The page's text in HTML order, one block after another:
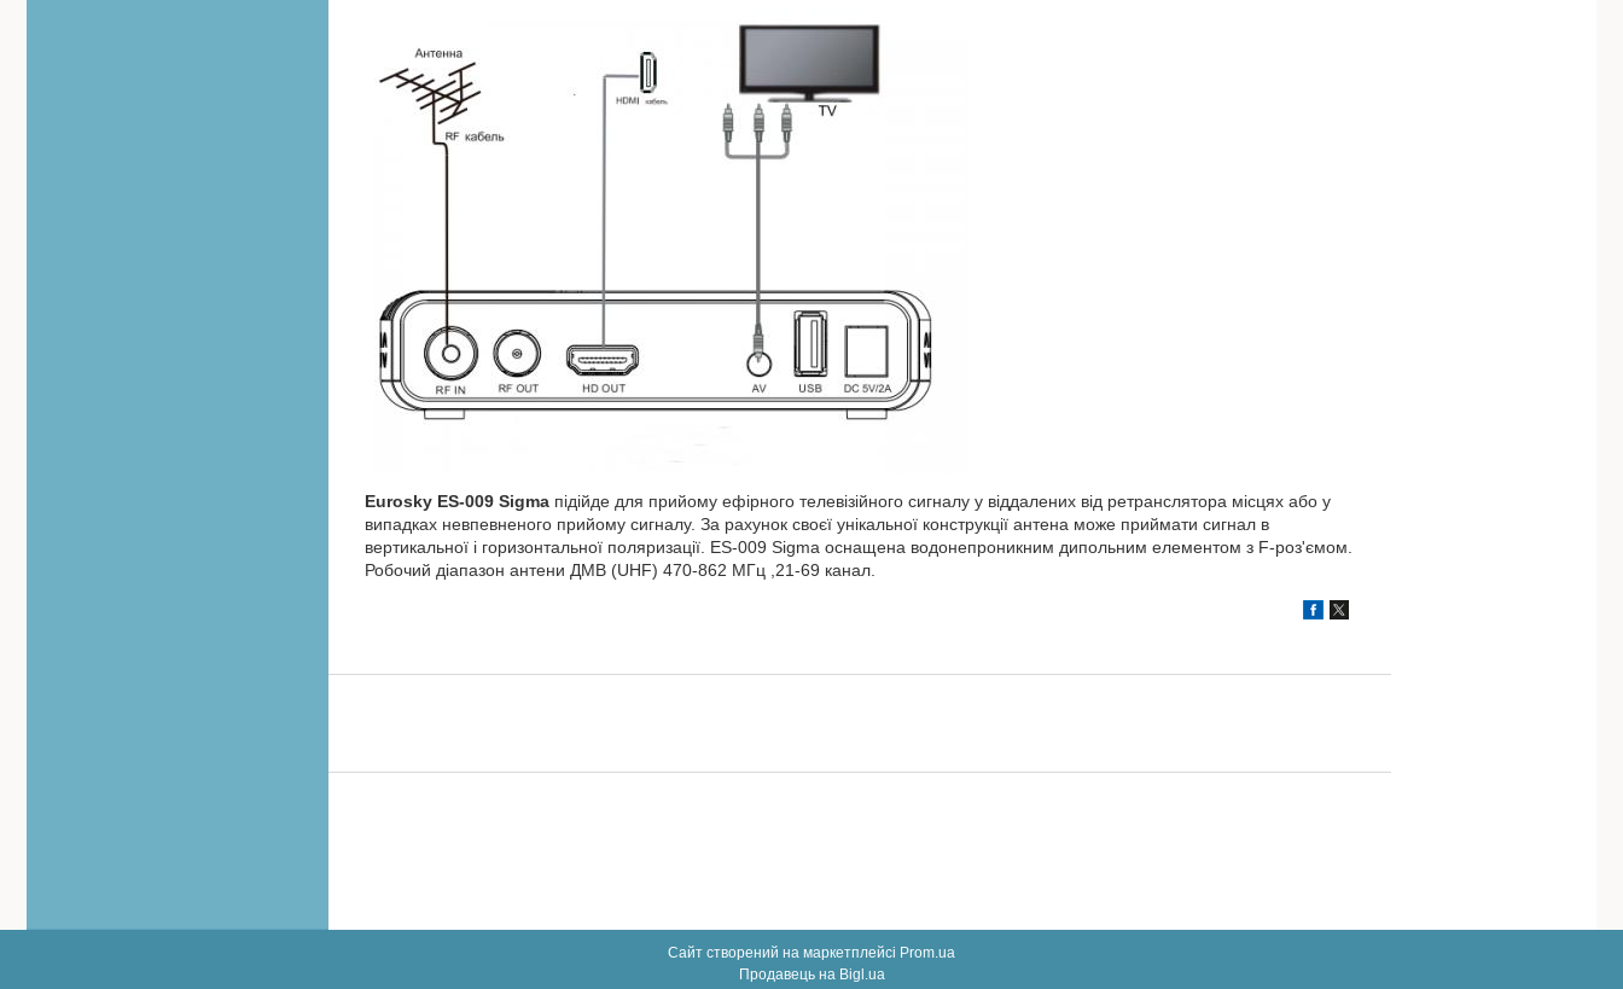
Eurosky ES-009 Sigma підійде для прийому ефірного телевізійного сигналу у віддалених від ретранслятора місцях або у
випадках невпевненого прийому сигналу. За рахунок своєї унікальної конструкції антена може приймати сигнал в
вертикальної і горизонтальної поляризації. ES-009 Sigma оснащена водонепроникним дипольним елементом з F-роз'ємом.
Робочий діапазон антени ДМВ (UHF) 470-862 МГц ,21-69 канал.
Сайт створений на маркетплейсі Prom.ua
Продавець на Bigl.ua